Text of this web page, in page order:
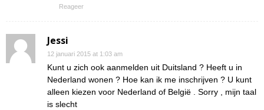
Reageer
Jessi
12 januari 2015 at 1:03 am
Kunt u zich ook aanmelden uit Duitsland ? Heeft u in
Nederland wonen ? Hoe kan ik me inschrijven ? U kunt
alleen kiezen voor Nederland of België . Sorry , mijn taal
is slecht